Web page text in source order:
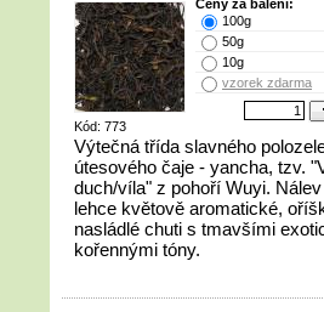
Kód: 773
Ceny za balení:
100g
50g
10g
vzorek zdarma
Výtečná třída slavného
útesového čaje - yancha, tzv.
duch/víla" z pohoří Wuyi.
lehce květově aromatické,
nasládlé chuti s tmavšími
kořennými tóny.